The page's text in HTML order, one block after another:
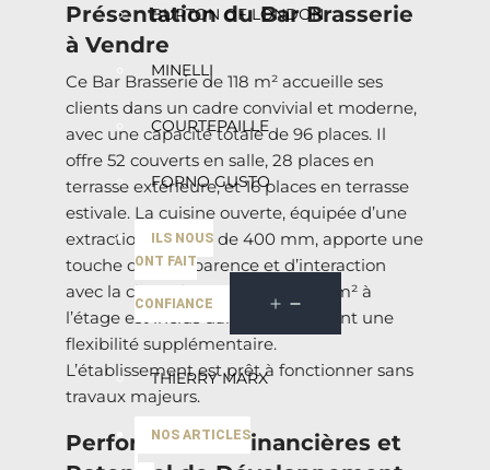
BURTON OF LONDON
MINELLI
COURTEPAILLE
FORNO GUSTO
ILS NOUS
ONT FAIT
CONFIANCE
THIERRY MARX
NOS ARTICLES
Présentation du Bar Brasserie
à Vendre
Ce Bar Brasserie de 118 m² accueille ses
clients dans un cadre convivial et moderne,
avec une capacité totale de 96 places. Il
offre 52 couverts en salle, 28 places en
terrasse extérieure, et 16 places en terrasse
estivale. La cuisine ouverte, équipée d’une
extraction externe de 400 mm, apporte une
touche de transparence et d’interaction
avec la clientèle. Un studio de 23 m² à
l’étage est inclus dans le bail, offrant une
flexibilité supplémentaire.
L’établissement est prêt à fonctionner sans
travaux majeurs.
Performances Financières et